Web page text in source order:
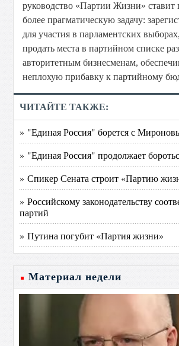
руководство «Партии Жизни» ставит
более прагматическую задачу:
для участия в парламентских
продать места в партийном списке
авторитетным бизнесменам,
неплохую прибавку к партийному
ЧИТАЙТЕ ТАКЖЕ:
» "Единая Россия" борется с
» "Единая Россия" продолжает
» Спикер Сената строит «Партию
» Российскому законодательству
партий
» Путина погубит «Партия жизни»
Материал недели